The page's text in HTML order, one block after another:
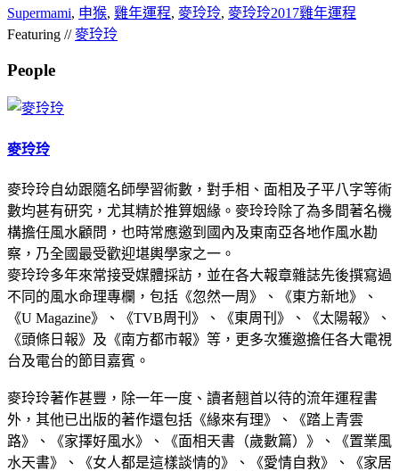
Supermami, 申猴, 雞年運程, 麥玲玲, 麥玲玲2017雞年運程
Featuring //麥玲玲
People
麥玲玲
麥玲玲自幼跟隨名師學習術數，對手相、面相及子平八字等術
數均甚有研究，尤其精於推算姻緣。麥玲玲除了為多間著名機
構擔任風水顧問，也時常應邀到國內及東南亞各地作風水勘
察，乃全國最受歡迎堪輿學家之一。
麥玲玲多年來常接受媒體採訪，並在各大報章雜誌先後撰寫過
不同的風水命理專欄，包括《忽然一周》、《東方新地》、
《U Magazine》、《TVB周刊》、《東周刊》、《太陽報》、
《頭條日報》及《南方都市報》等，更多次獲邀擔任各大電視
台及電台的節目嘉賓。
麥玲玲著作甚豐，除一年一度、讀者翹首以待的流年運程書
外，其他已出版的著作還包括《緣來有理》、《踏上青雲
路》、《家擇好風水》、《面相天書（歲數篇）》、《置業風
水天書》、《女人都是這樣談情的》、《愛情自救》、《家居